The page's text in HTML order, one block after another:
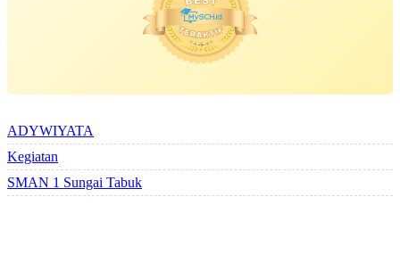
ADYWIYATA
Kegiatan
SMAN 1 Sungai Tabuk